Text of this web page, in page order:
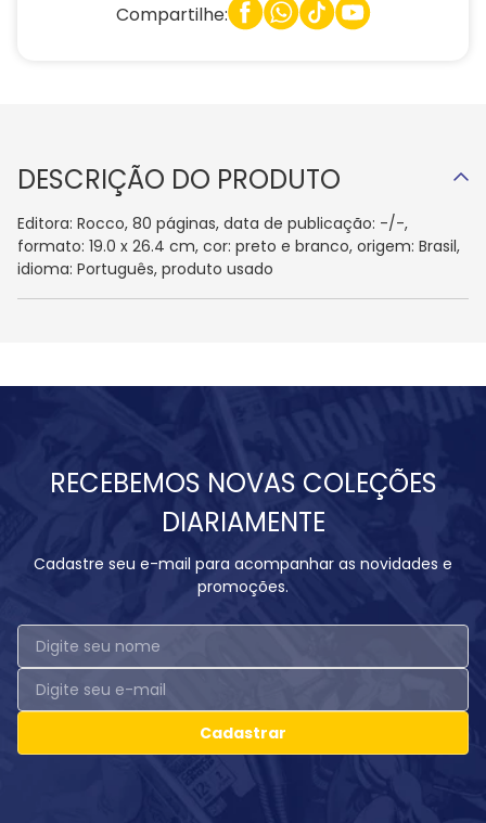
Compartilhe:
DESCRIÇÃO DO PRODUTO
Editora: Rocco, 80 páginas, data de publicação: -/-,
formato: 19.0 x 26.4 cm, cor: preto e branco, origem: Brasil,
idioma: Português, produto usado
RECEBEMOS NOVAS COLEÇÕES
DIARIAMENTE
Cadastre seu e-mail para acompanhar as novidades e
promoções.
Cadastrar